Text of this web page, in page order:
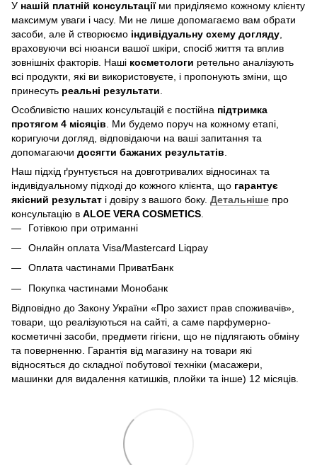
У нашій платній консультаціїми приділяємо кожному клієнту
максимум уваги і часу. Ми не лише допомагаємо вам обрати
засоби, але й створюємо індивідуальну схему догляду
враховуючи всі нюанси вашої шкіри, спосіб життя та вплив
зовнішніх факторів. Наші косметологи ретельно аналізують
всі продукти, які ви використовуєте, і пропонують зміни, що
принесуть реальні результати
Особливістю наших консультацій є постійна підтримка
протягом 4 місяців . Ми будемо поруч на кожному етапі,
коригуючи догляд, відповідаючи на ваші запитання та
допомагаючи досягти бажаних результатів
Наш підхід ґрунтується на довготривалих відносинах та
індивідуальному підході до кожного клієнта, що гарантує
якісний результат і довіру з вашого боку. Детальніше про
консультацію в ALOE VERA COSMETICS
Готівкою при отриманні
Онлайн оплата Visa/Mastercard Liqpay
Оплата частинами ПриватБанк
Покупка частинами Монобанк
Відповідно до Закону України «Про захист прав споживачів»,
товари, що реалізуються на сайті, а саме парфумерно-
косметичні засоби, предмети гігієни, що не підлягають обміну
та поверненню. Гарантія від магазину на товари які
відносяться до складної побутової техніки (масажери,
машинки для видалення катишків, плойки та інше) 12 місяців.